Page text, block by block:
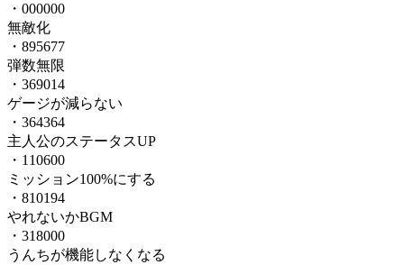
・000000
無敵化
・895677
弾数無限
・369014
ゲージが減らない
・364364
主人公のステータスUP
・110600
ミッション100%にする
・810194
やれないかBGM
・318000
うんちが機能しなくなる